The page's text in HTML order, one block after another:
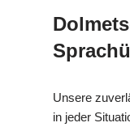
Unsere
in jeder